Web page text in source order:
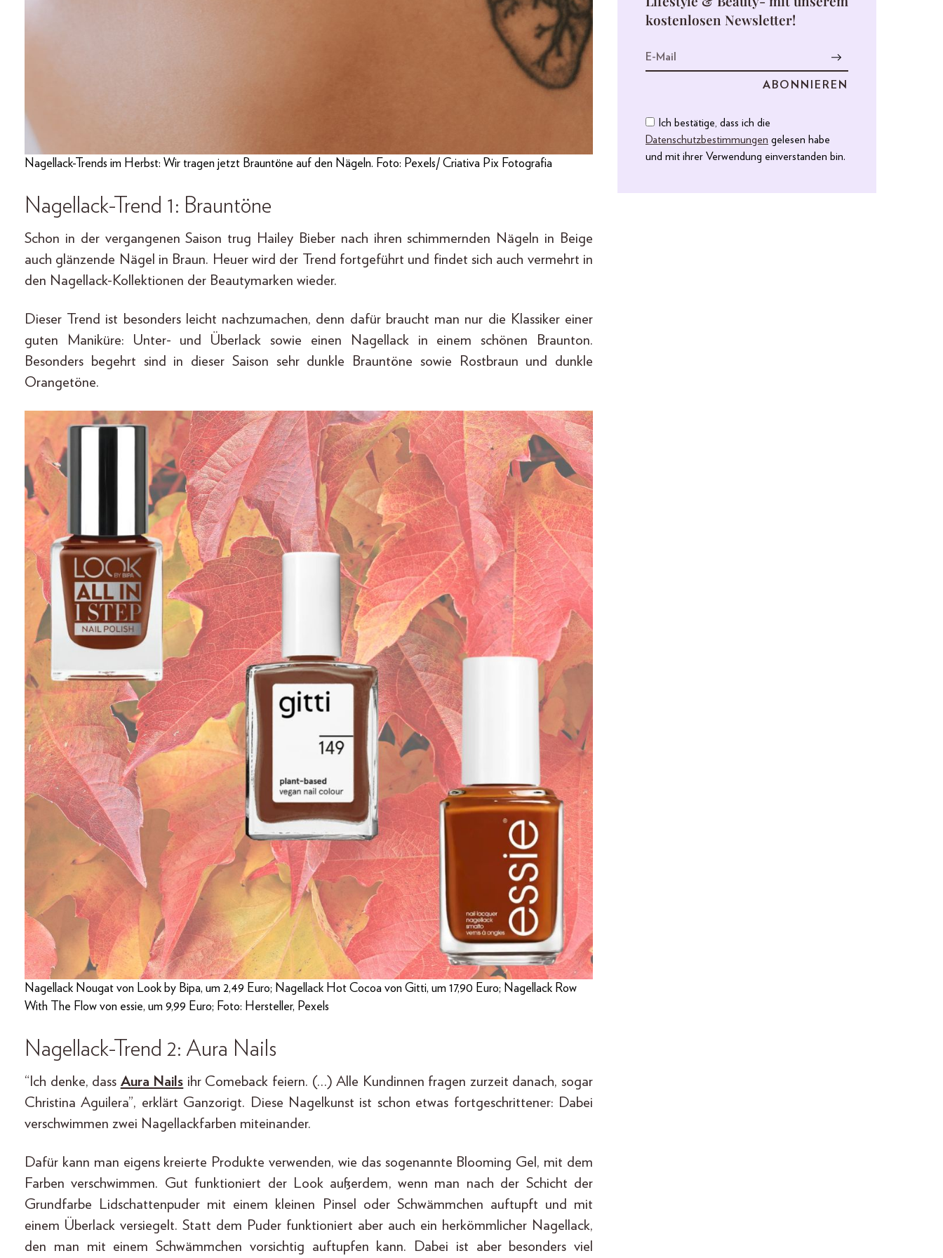
Nagellack-Trends im Herbst: Wir tragen jetzt Brauntöne auf den Nägeln. Foto: Pexels/ Criativa Pix Fotografia
Nagellack-Trend 1: Brauntöne
Schon in der vergangenen Saison trug Hailey Bieber nach ihren schimmernden Nägeln in Beige
auch glänzende Nägel in Braun. Heuer wird der Trend fortgeführt und findet sich auch vermehrt in
den Nagellack-Kollektionen der Beautymarken wieder.
Dieser Trend ist besonders leicht nachzumachen, denn dafür braucht man nur die Klassiker einer
guten Maniküre: Unter- und Überlack sowie einen Nagellack in einem schönen Braunton.
Besonders begehrt sind in dieser Saison sehr dunkle Brauntöne sowie Rostbraun und dunkle
Orangetöne.
Nagellack Nougat von Look by Bipa, um 2,49 Euro; Nagellack Hot Cocoa von Gitti, um 17,90 Euro; Nagellack Row
With The Flow von essie, um 9,99 Euro; Foto: Hersteller, Pexels
Nagellack-Trend 2: Aura Nails
“Ich denke, dass Aura Nails ihr Comeback feiern. (…) Alle Kundinnen fragen zurzeit danach, sogar
Christina Aguilera”, erklärt Ganzorigt. Diese Nagelkunst ist schon etwas fortgeschrittener: Dabei
verschwimmen zwei Nagellackfarben miteinander.
Dafür kann man eigens kreierte Produkte verwenden, wie das sogenannte Blooming Gel, mit dem
Farben verschwimmen. Gut funktioniert der Look außerdem, wenn man nach der Schicht der
Grundfarbe Lidschattenpuder mit einem kleinen Pinsel oder Schwämmchen auftupft und mit
einem Überlack versiegelt. Statt dem Puder funktioniert aber auch ein herkömmlicher Nagellack,
den man mit einem Schwämmchen vorsichtig auftupfen kann. Dabei ist aber besonders viel
kostenlosen Newsletter!
Ich bestätige, dass ich die
Datenschutzbestimmungen gelesen habe
und mit ihrer Verwendung einverstanden bin.